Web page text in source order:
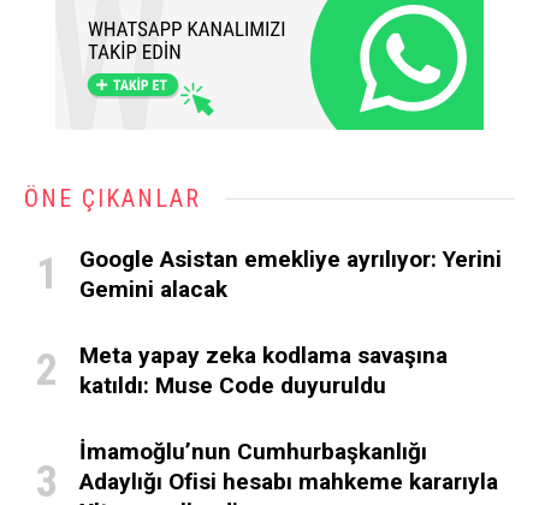
ÖNE ÇIKANLAR
Google Asistan emekliye ayrılıyor: Yerini
Gemini alacak
Meta yapay zeka kodlama savaşına
katıldı: Muse Code duyuruldu
İmamoğlu’nun Cumhurbaşkanlığı
Adaylığı Ofisi hesabı mahkeme kararıyla